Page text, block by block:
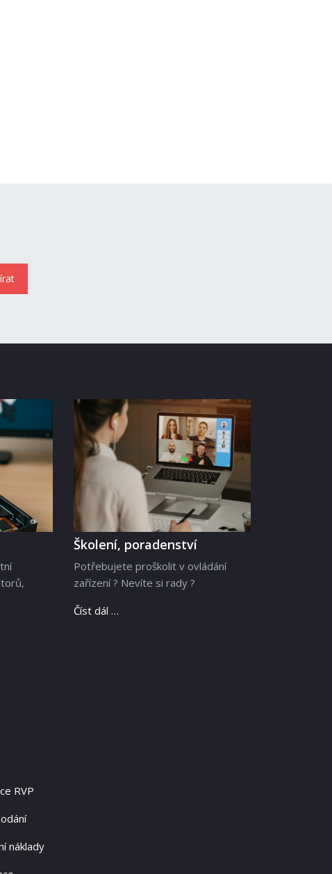
Školení, poradenství
Potřebujete proškolit v ovládání
zařízení ? Nevíte si rady ?
Číst dál …
RVP
náklady